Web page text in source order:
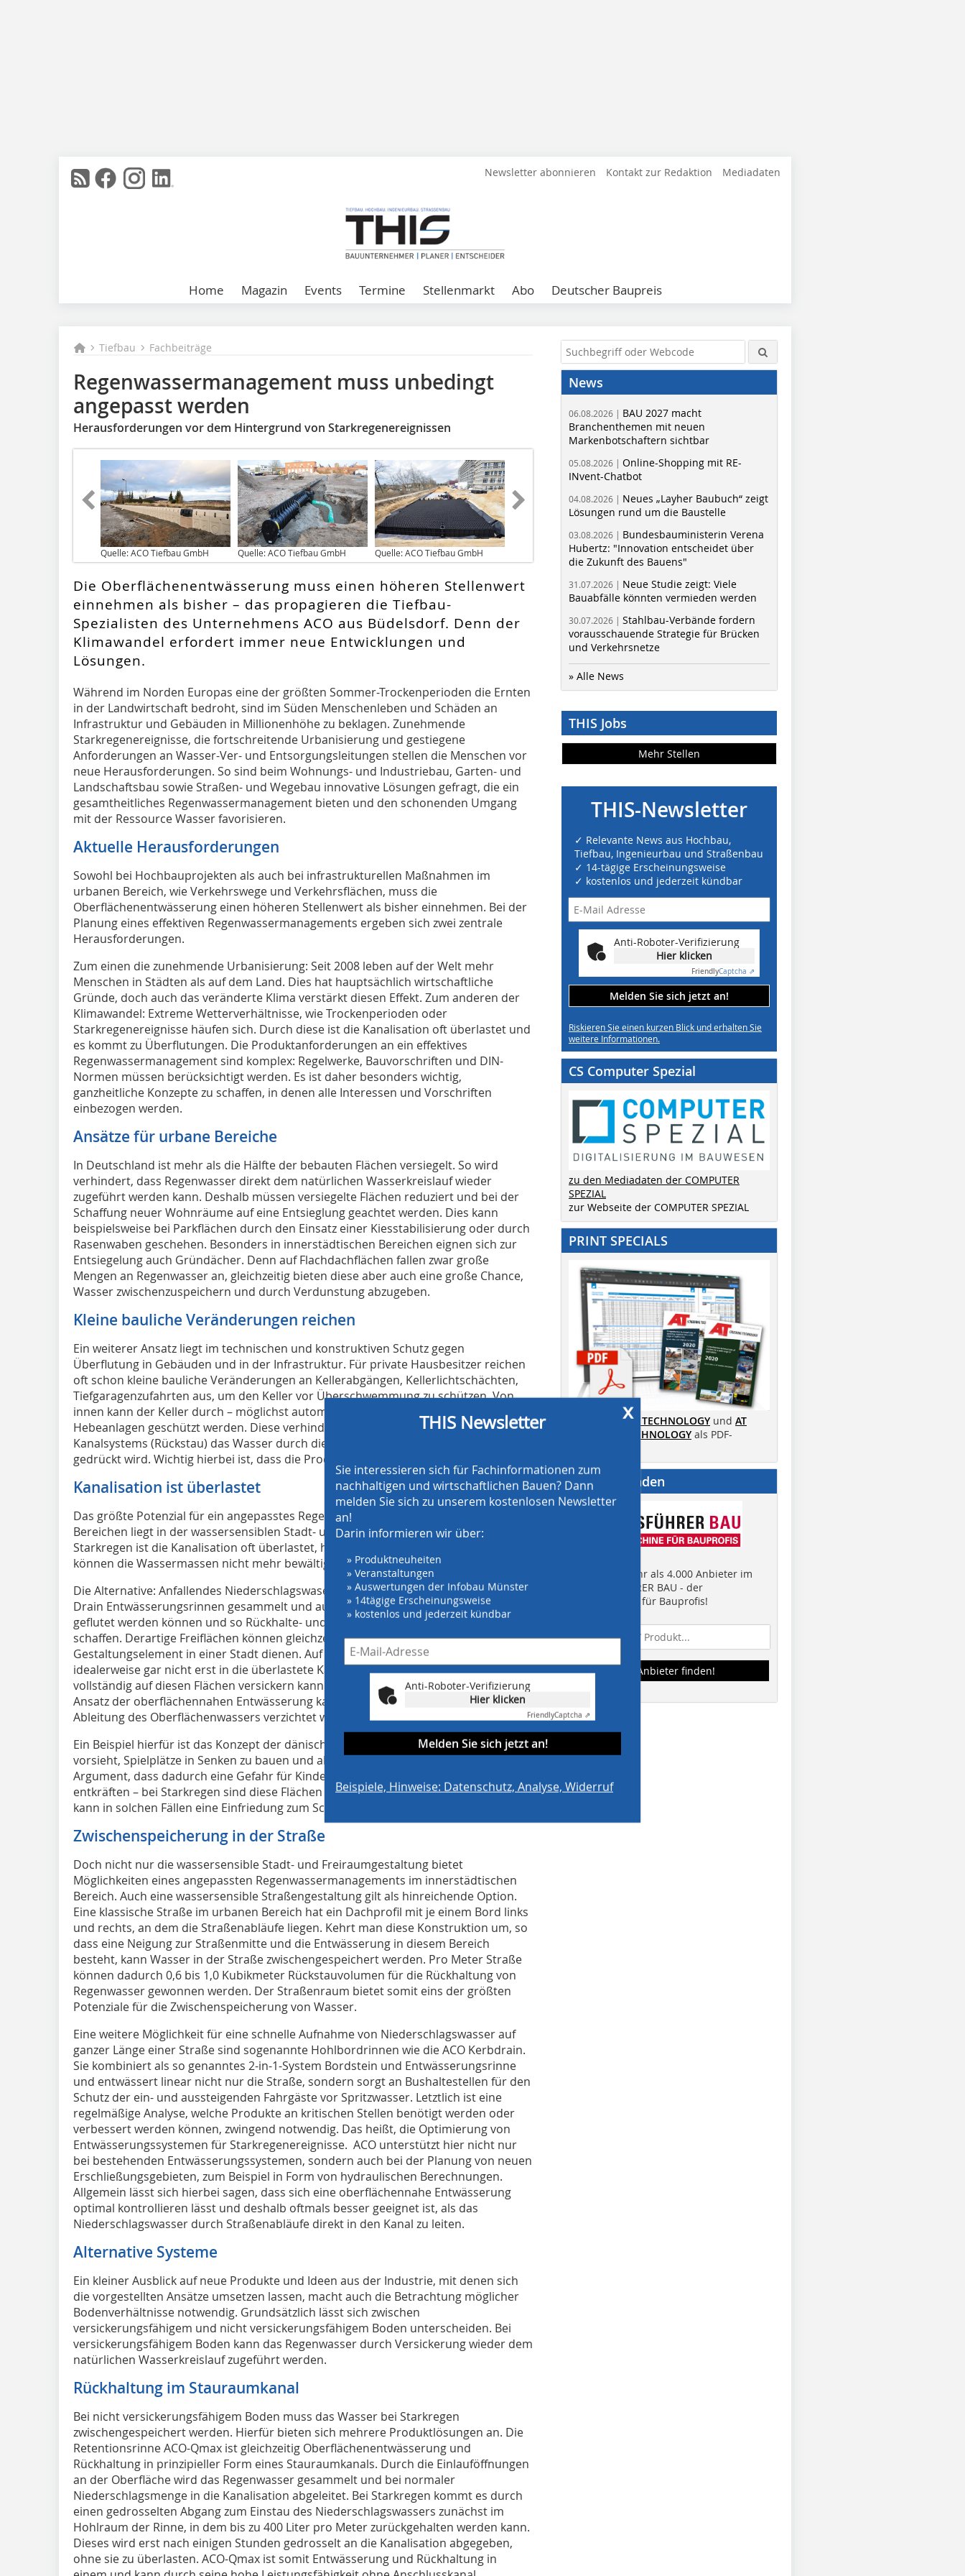
Newsletter abonnieren Kontakt zur Redaktion Mediadaten
Home Magazin Events Termine Stellenmarkt Abo Deutscher Baupreis
Tiefbau Fachbeiträge
Regenwassermanagement muss unbedingt
angepasst werden
Herausforderungen vor dem Hintergrund von Starkregenereignissen
Quelle: ACO Tiefbau GmbH Quelle: ACO Tiefbau GmbH Quelle: ACO Tiefbau GmbH
Die Oberflächenentwässerung muss einen höheren Stellenwert
einnehmen als bisher – das propagieren die Tiefbau-
Spezialisten des Unternehmens ACO aus Büdelsdorf. Denn der
Klimawandel erfordert immer neue Entwicklungen und
Lösungen.
Während im Norden Europas eine der größten Sommer-Trockenperioden die Ernten
in der Landwirtschaft bedroht, sind im Süden Menschenleben und Schäden an
Infrastruktur und Gebäuden in Millionenhöhe zu beklagen. Zunehmende
Starkregenereignisse, die fortschreitende Urbanisierung und gestiegene
Anforderungen an Wasser-Ver- und Entsorgungsleitungen stellen die Menschen vor
neue Herausforderungen. So sind beim Wohnungs- und Industriebau, Garten- und
Landschaftsbau sowie Straßen- und Wegebau innovative Lösungen gefragt, die ein
gesamtheitliches Regenwassermanagement bieten und den schonenden Umgang
mit der Ressource Wasser favorisieren.
Aktuelle Herausforderungen
Sowohl bei Hochbauprojekten als auch bei infrastrukturellen Maßnahmen im
urbanen Bereich, wie Verkehrswege und Verkehrsflächen, muss die
Oberflächenentwässerung einen höheren Stellenwert als bisher einnehmen. Bei der
Planung eines effektiven Regenwassermanagements ergeben sich zwei zentrale
Herausforderungen.
Zum einen die zunehmende Urbanisierung: Seit 2008 leben auf der Welt mehr
Menschen in Städten als auf dem Land. Dies hat hauptsächlich wirtschaftliche
Gründe, doch auch das veränderte Klima verstärkt diesen Effekt. Zum anderen der
Klimawandel: Extreme Wetterverhältnisse, wie Trockenperioden oder
Starkregenereignisse häufen sich. Durch diese ist die Kanalisation oft überlastet und
es kommt zu Überflutungen. Die Produktanforderungen an ein effektives
Regenwassermanagement sind komplex: Regelwerke, Bauvorschriften und DIN-
Normen müssen berücksichtigt werden. Es ist daher besonders wichtig,
ganzheitliche Konzepte zu schaffen, in denen alle Interessen und Vorschriften
einbezogen werden.
Ansätze für urbane Bereiche
In Deutschland ist mehr als die Hälfte der bebauten Flächen versiegelt. So wird
verhindert, dass Regenwasser direkt dem natürlichen Wasserkreislauf wieder
zugeführt werden kann. Deshalb müssen versiegelte Flächen reduziert und bei der
Schaffung neuer Wohnräume auf eine Entsieglung geachtet werden. Dies kann
beispielsweise bei Parkflächen durch den Einsatz einer Kiesstabilisierung oder durch
Rasenwaben geschehen. Besonders in innerstädtischen Bereichen eignen sich zur
Entsiegelung auch Gründächer. Denn auf Flachdachflächen fallen zwar große
Mengen an Regenwasser an, gleichzeitig bieten diese aber auch eine große Chance,
Wasser zwischenzuspeichern und durch Verdunstung abzugeben.
Kleine bauliche Veränderungen reichen
Ein weiterer Ansatz liegt im technischen und konstruktiven Schutz gegen
Überflutung in Gebäuden und in der Infrastruktur. Für private Hausbesitzer reichen
oft schon kleine bauliche Veränderungen an Kellerabgängen, Kellerlichtschächten,
Tiefgaragenzufahrten aus, um den Keller vor Überschwemmung zu schützen. Von
innen kann der Keller durch – möglichst automatische – Rückstauklappen und
Hebeanlagen geschützt werden. Diese verhindern, dass bei Überlastung des
Kanalsystems (Rückstau) das Wasser durch die Leitungen zurück ins Gebäude
gedrückt wird. Wichtig hierbei ist, dass die Produkte regelmäßig gewartet werden.
Kanalisation ist überlastet
Das größte Potenzial für ein angepasstes Regenwassermanagement in urbanen
Bereichen liegt in der wassersensiblen Stadt- und Freiraumgestaltung. Bei
Starkregen ist die Kanalisation oft überlastet, herkömmliche Entwässerungssysteme
können die Wassermassen nicht mehr bewältigen.
Die Alternative: Anfallendes Niederschlagswaser wird oberflächennah über die ACO
Drain Entwässerungsrinnen gesammelt und auf abgesenkte Freiflächen geleitet, die
geflutet werden können und so Rückhalte- und Retentionsräume („Zwischenpuffer“)
schaffen. Derartige Freiflächen können gleichzeitig auch als architektonisches
Gestaltungselement in einer Stadt dienen. Auf diese Weise muss das Wasser
idealerweise gar nicht erst in die überlastete Kanalisation eingeleitet werden, weil es
vollständig auf diesen Flächen versickern kann. Bei frühzeitiger Planung mit dem
Ansatz der oberflächennahen Entwässerung kann komplett auf eine Verrohrung zur
Ableitung des Oberflächenwassers verzichtet werden.
Ein Beispiel hierfür ist das Konzept der dänischen Architekten von Tredje Natur, das
vorsieht, Spielplätze in Senken zu bauen und als Überflutungsflächen zu nutzen. Das
Argument, dass dadurch eine Gefahr für Kinder bestünde, lässt sich relativ leicht
entkräften – bei Starkregen sind diese Flächen nahezu menschenleer. Zusätzlich
kann in solchen Fällen eine Einfriedung zum Schutz vorgesehen werden.
Zwischenspeicherung in der Straße
Doch nicht nur die wassersensible Stadt- und Freiraumgestaltung bietet
Möglichkeiten eines angepassten Regenwassermanagements im innerstädtischen
Bereich. Auch eine wassersensible Straßengestaltung gilt als hinreichende Option.
Eine klassische Straße im urbanen Bereich hat ein Dachprofil mit je einem Bord links
und rechts, an dem die Straßenabläufe liegen. Kehrt man diese Konstruktion um, so
dass eine Neigung zur Straßenmitte und die Entwässerung in diesem Bereich
besteht, kann Wasser in der Straße zwischengespeichert werden. Pro Meter Straße
können dadurch 0,6 bis 1,0 Kubikmeter Rückstauvolumen für die Rückhaltung von
Regenwasser gewonnen werden. Der Straßenraum bietet somit eins der größten
Potenziale für die Zwischenspeicherung von Wasser.
Eine weitere Möglichkeit für eine schnelle Aufnahme von Niederschlagswasser auf
ganzer Länge einer Straße sind sogenannte Hohlbordrinnen wie die ACO Kerbdrain.
Sie kombiniert als so genanntes 2-in-1-System Bordstein und Entwässerungsrinne
und entwässert linear nicht nur die Straße, sondern sorgt an Bushaltestellen für den
Schutz der ein- und aussteigenden Fahrgäste vor Spritzwasser. Letztlich ist eine
regelmäßige Analyse, welche Produkte an kritischen Stellen benötigt werden oder
verbessert werden können, zwingend notwendig. Das heißt, die Optimierung von
Entwässerungssystemen für Starkregenereignisse. ACO unterstützt hier nicht nur
bei bestehenden Entwässerungssystemen, sondern auch bei der Planung von neuen
Erschließungsgebieten, zum Beispiel in Form von hydraulischen Berechnungen.
Allgemein lässt sich hierbei sagen, dass sich eine oberflächennahe Entwässerung
optimal kontrollieren lässt und deshalb oftmals besser geeignet ist, als das
Niederschlagswasser durch Straßenabläufe direkt in den Kanal zu leiten.
Alternative Systeme
Ein kleiner Ausblick auf neue Produkte und Ideen aus der Industrie, mit denen sich
die vorgestellten Ansätze umsetzen lassen, macht auch die Betrachtung möglicher
Bodenverhältnisse notwendig. Grundsätzlich lässt sich zwischen
versickerungsfähigem und nicht versickerungsfähigem Boden unterscheiden. Bei
versickerungsfähigem Boden kann das Regenwasser durch Versickerung wieder dem
natürlichen Wasserkreislauf zugeführt werden.
Rückhaltung im Stauraumkanal
Bei nicht versickerungsfähigem Boden muss das Wasser bei Starkregen
zwischengespeichert werden. Hierfür bieten sich mehrere Produktlösungen an. Die
Retentionsrinne ACO-Qmax ist gleichzeitig Oberflächenentwässerung und
Rückhaltung in prinzipieller Form eines Stauraumkanals. Durch die Einlauföffnungen
an der Oberfläche wird das Regenwasser gesammelt und bei normaler
Niederschlagsmenge in die Kanalisation abgeleitet. Bei Starkregen kommt es durch
einen gedrosselten Abgang zum Einstau des Niederschlagswassers zunächst im
Hohlraum der Rinne, in dem bis zu 400 Liter pro Meter zurückgehalten werden kann.
Dieses wird erst nach einigen Stunden gedrosselt an die Kanalisation abgegeben,
ohne sie zu überlasten. ACO-Qmax ist somit Entwässerung und Rückhaltung in
x
THIS Newsletter
Sie interessieren sich für Fachinformationen zum
nachhaltigen und wirtschaftlichen Bauen? Dann
melden Sie sich zu unserem kostenlosen Newsletter
an!
Darin informieren wir über:
» Produktneuheiten
» Veranstaltungen
» Auswertungen der Infobau Münster
» 14tägige Erscheinungsweise
» kostenlos und jederzeit kündbar
Anti-Roboter-Verifizierung
Hier klicken
FriendlyCaptcha ⇗
Melden Sie sich jetzt an!
Beispiele, Hinweise: Datenschutz, Analyse, Widerruf
News
06.08.2026 | BAU 2027 macht
Branchenthemen mit neuen
Markenbotschaftern sichtbar
05.08.2026 | Online-Shopping mit RE-
INvent-Chatbot
04.08.2026 | Neues „Layher Baubuch“ zeigt
Lösungen rund um die Baustelle
03.08.2026 | Bundesbauministerin Verena
Hubertz: "Innovation entscheidet über
die Zukunft des Bauens"
31.07.2026 | Neue Studie zeigt: Viele
Bauabfälle könnten vermieden werden
30.07.2026 | Stahlbau-Verbände fordern
vorausschauende Strategie für Brücken
und Verkehrsnetze
» Alle News
THIS Jobs
Mehr Stellen
THIS-Newsletter
✓ Relevante News aus Hochbau,
Tiefbau, Ingenieurbau und Straßenbau
✓ 14-tägige Erscheinungsweise
✓ kostenlos und jederzeit kündbar
Anti-Roboter-Verifizierung
Hier klicken
FriendlyCaptcha ⇗
Melden Sie sich jetzt an!
Riskieren Sie einen kurzen Blick und erhalten Sie
weitere Informationen.
CS Computer Spezial
zu den Mediadaten der COMPUTER
SPEZIAL
zur Webseite der COMPUTER SPEZIAL
PRINT SPECIALS
AT SCREENING TECHNOLOGY und AT
CRUSHING TECHNOLOGY als PDF-
Anbieter finden
Finden Sie mehr als 4.000 Anbieter im
EINKAUFSFÜHRER BAU - der
Suchmaschine für Bauprofis!
Anbieter finden!